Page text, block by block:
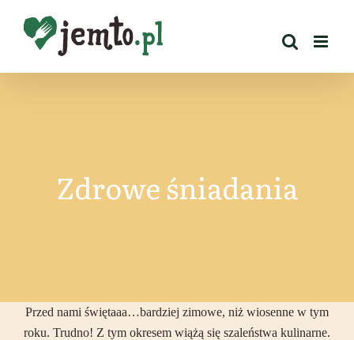
zawartości
Zdrowe śniadania
Przed nami świętaaa…bardziej zimowe, niż wiosenne w tym
roku. Trudno! Z tym okresem wiążą się szaleństwa kulinarne.